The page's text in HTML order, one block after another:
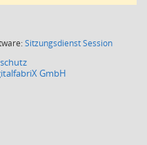
SitzungsdienstSession(Wird in
GmbH